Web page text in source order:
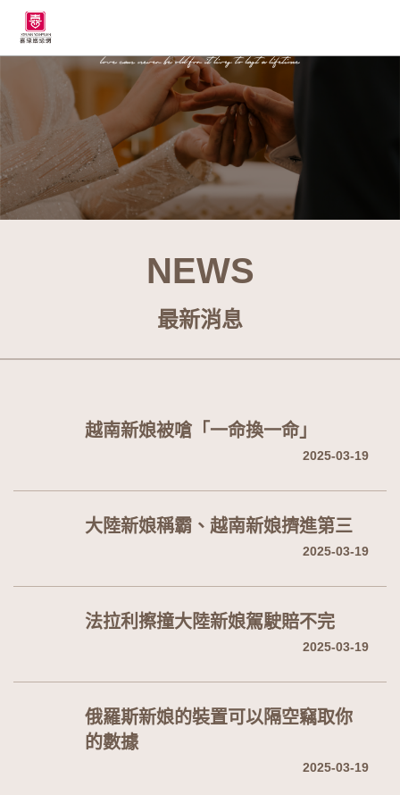
NEWS
最新消息
越南新娘被嗆「一命換一命」
2025-03-19
大陸新娘稱霸、越南新娘擠進第三
2025-03-19
法拉利擦撞大陸新娘駕駛賠不完
2025-03-19
俄羅斯新娘的裝置可以隔空竊取你
的數據
2025-03-19